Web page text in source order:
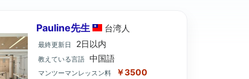
Pauline先生 台湾人
最終更新日 2日以内
教えている言語 中国語
マンツーマンレッスン料 ￥3500